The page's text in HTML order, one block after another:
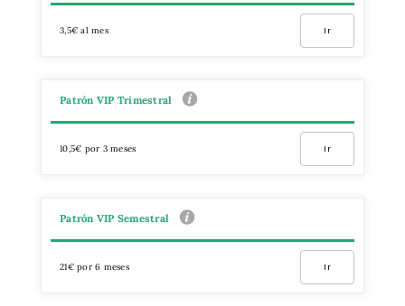
3,5€ al mes Ir
Patrón VIP Trimestral
10,5€ por 3 meses Ir
Patrón VIP Semestral
21€ por 6 meses Ir